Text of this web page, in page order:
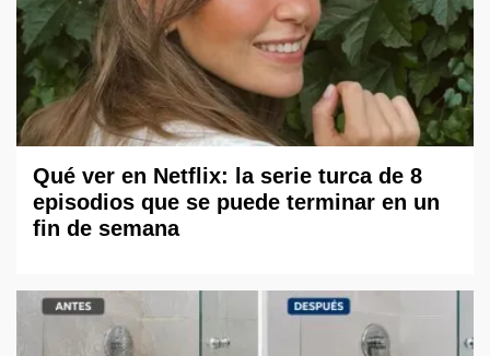
Qué ver en Netflix: la serie turca de 8
episodios que se puede terminar en un
fin de semana